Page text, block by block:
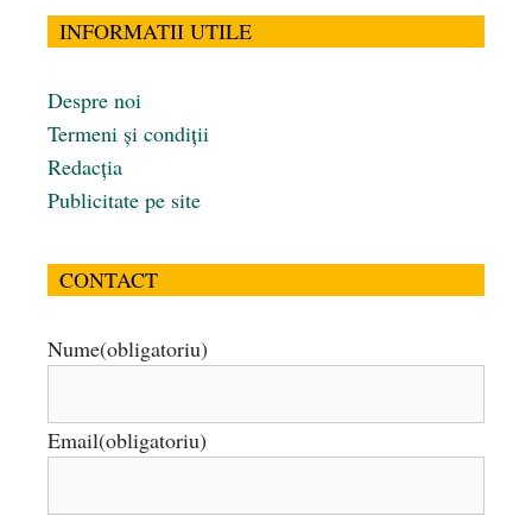
INFORMATII UTILE
Despre noi
Termeni și condiții
Redacția
Publicitate pe site
CONTACT
Nume(obligatoriu)
Email(obligatoriu)